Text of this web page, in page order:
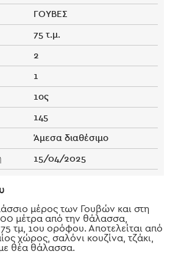
ΓΟΥΒΕΣ
75 τ.μ.
2
1
1ος
145
Άμεσα διαθέσιμο
15/04/2025
μέρος των Γουβών και στη
μέτρα από την θάλασσα,
τμ, 1ου ορόφου. Αποτελείται από
χώρος, σαλόνι κουζίνα, τζάκι,
θέα θάλασσα.